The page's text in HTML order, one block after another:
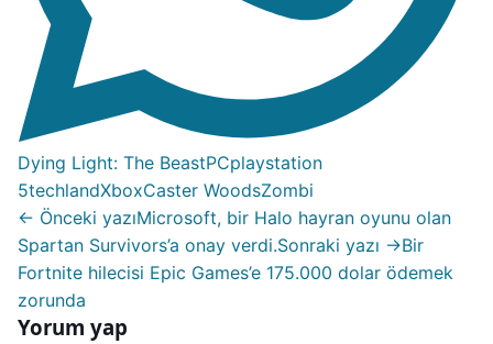
Dying Light: The BeastPCplaystation
5techlandXboxCaster WoodsZombi
← Önceki yazıMicrosoft, bir Halo hayran oyunu olan
Spartan Survivors’a onay verdi.Sonraki yazı →Bir
Fortnite hilecisi Epic Games’e 175.000 dolar ödemek
zorunda
Yorum yap